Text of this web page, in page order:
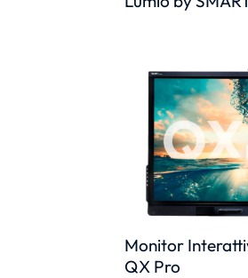
Monitor
QX Pro